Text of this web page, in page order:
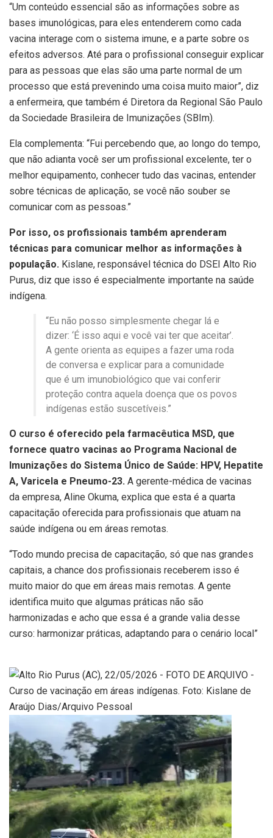
“Um conteúdo essencial são as informações sobre as
bases imunológicas, para eles entenderem como cada
vacina interage com o sistema imune, e a parte sobre os
efeitos adversos. Até para o profissional conseguir explicar
para as pessoas que elas são uma parte normal de um
processo que está prevenindo uma coisa muito maior”, diz
a enfermeira, que também é Diretora da Regional São Paulo
da Sociedade Brasileira de Imunizações (SBIm).
Ela complementa: “Fui percebendo que, ao longo do tempo,
que não adianta você ser um profissional excelente, ter o
melhor equipamento, conhecer tudo das vacinas, entender
sobre técnicas de aplicação, se você não souber se
comunicar com as pessoas.”
Por isso, os profissionais também aprenderam
técnicas para comunicar melhor as informações à
população. Kislane, responsável técnica do DSEI Alto Rio
Purus, diz que isso é especialmente importante na saúde
indígena.
“Eu não posso simplesmente chegar lá e
dizer: ‘É isso aqui e você vai ter que aceitar’.
A gente orienta as equipes a fazer uma roda
de conversa e explicar para a comunidade
que é um imunobiológico que vai conferir
proteção contra aquela doença que os povos
indígenas estão suscetíveis.”
O curso é oferecido pela farmacêutica MSD, que
fornece quatro vacinas ao Programa Nacional de
Imunizações do Sistema Único de Saúde: HPV, ⁠Hepatite
A, ⁠Varicela e Pneumo-23. A gerente-médica de vacinas
da empresa, Aline Okuma, explica que esta é a quarta
capacitação oferecida para profissionais que atuam na
saúde indígena ou em áreas remotas.
“Todo mundo precisa de capacitação, só que nas grandes
capitais, a chance dos profissionais receberem isso é
muito maior do que em áreas mais remotas. A gente
identifica muito que algumas práticas não são
harmonizadas e acho que essa é a grande valia desse
curso: harmonizar práticas, adaptando para o cenário local”